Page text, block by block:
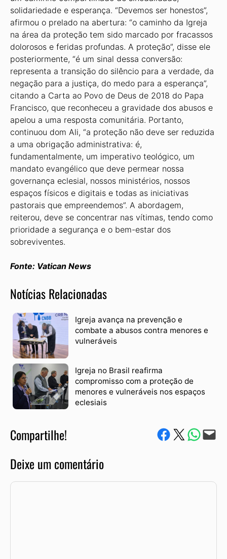
solidariedade e esperança. “Devemos ser honestos”,
afirmou o prelado na abertura: “o caminho da Igreja
na área da proteção tem sido marcado por fracassos
dolorosos e feridas profundas. A proteção”, disse ele
posteriormente, “é um sinal dessa conversão:
representa a transição do silêncio para a verdade, da
negação para a justiça, do medo para a esperança”,
citando a Carta ao Povo de Deus de 2018 do Papa
Francisco, que reconheceu a gravidade dos abusos e
apelou a uma resposta comunitária. Portanto,
continuou dom Ali, “a proteção não deve ser reduzida
a uma obrigação administrativa: é,
fundamentalmente, um imperativo teológico, um
mandato evangélico que deve permear nossa
governança eclesial, nossos ministérios, nossos
espaços físicos e digitais e todas as iniciativas
pastorais que empreendemos”. A abordagem,
reiterou, deve se concentrar nas vítimas, tendo como
prioridade a segurança e o bem-estar dos
sobreviventes.
Fonte: Vatican News
Notícias Relacionadas
Igreja avança na prevenção e
combate a abusos contra menores e
vulneráveis
Igreja no Brasil reafirma
compromisso com a proteção de
menores e vulneráveis nos espaços
eclesiais
Compartilhe! Compartilhe no Facebook
Compartilhe no Twitter
Compartile via
Envie via e-mail
Deixe um comentário
Comentário